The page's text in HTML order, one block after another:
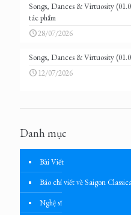
Songs, Dances & Virtuosity
tác phẩm
28/07/2026
Songs, Dances & Virtuosity
12/07/2026
Danh mục
Bài Viết
Báo chí viết về Saigon
Nghệ sĩ